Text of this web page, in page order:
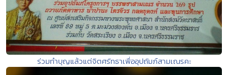
ร่วมทำบุญแล้วแต่จิตศรัทธาเพื่ออุปถัมภ์สามเณรคะ